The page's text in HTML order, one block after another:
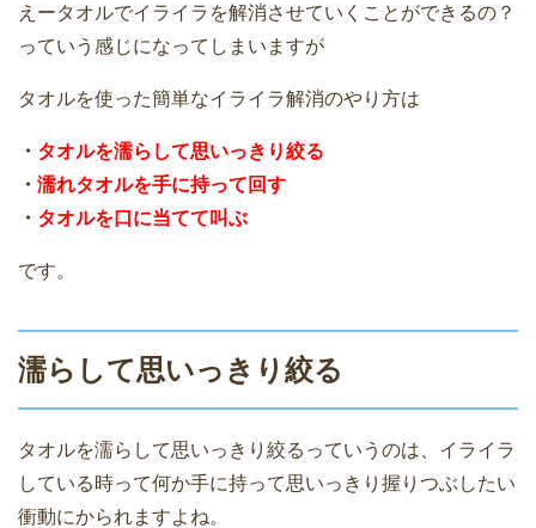
えータオルでイライラを解消させていくことができるの？
っていう感じになってしまいますが
タオルを使った簡単なイライラ解消のやり方は
・ タオルを濡らして思いっきり絞る
・ 濡れタオルを手に持って回す
・ タオルを口に当てて叫ぶ
です。
濡らして思いっきり絞る
タオルを濡らして思いっきり絞るっていうのは、イライラ
している時って何か手に持って思いっきり握りつぶしたい
衝動にかられますよね。